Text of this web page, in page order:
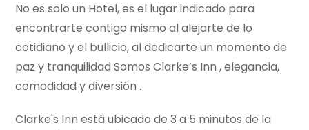
No es solo un Hotel, es el lugar indicado para
encontrarte contigo mismo al alejarte de lo
cotidiano y el bullicio, al dedicarte un momento de
paz y tranquilidad Somos Clarke’s Inn , elegancia,
comodidad y diversión .
Clarke's Inn está ubicado de 3 a 5 minutos de la